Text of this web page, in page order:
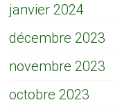
janvier 2024
décembre 2023
novembre 2023
octobre 2023